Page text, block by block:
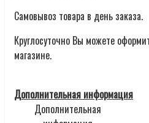
Самовывоз товара в день заказа.
Круглосуточно Вы можете
магазине.
Дополнительная информация
Дополнительная